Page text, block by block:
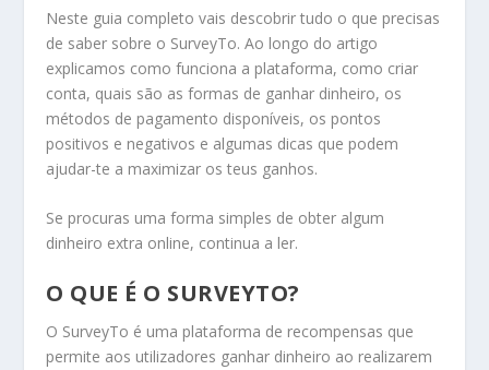
Neste guia completo vais descobrir tudo o que precisas
de saber sobre o SurveyTo. Ao longo do artigo
explicamos como funciona a plataforma, como criar
conta, quais são as formas de ganhar dinheiro, os
métodos de pagamento disponíveis, os pontos
positivos e negativos e algumas dicas que podem
ajudar-te a maximizar os teus ganhos.
Se procuras uma forma simples de obter algum
dinheiro extra online, continua a ler.
O QUE É O SURVEYTO?
O SurveyTo é uma plataforma de recompensas que
permite aos utilizadores ganhar dinheiro ao realizarem